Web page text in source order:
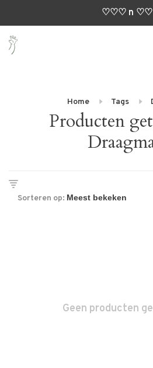
♡♡♡ n
Home Tags
Producten
Sorteren op:
Geen producten